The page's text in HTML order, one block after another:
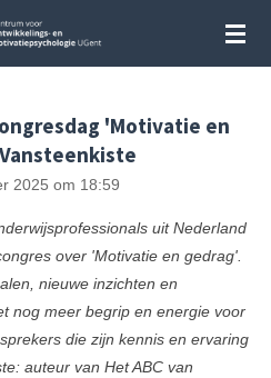
'Motivatie en
2025 om 18:59
uit Nederland
over 'Motivatie en gedrag'.
nieuwe inzichten en
nog meer begrip en energie voor
die zijn kennis en ervaring
auteur van Het ABC van